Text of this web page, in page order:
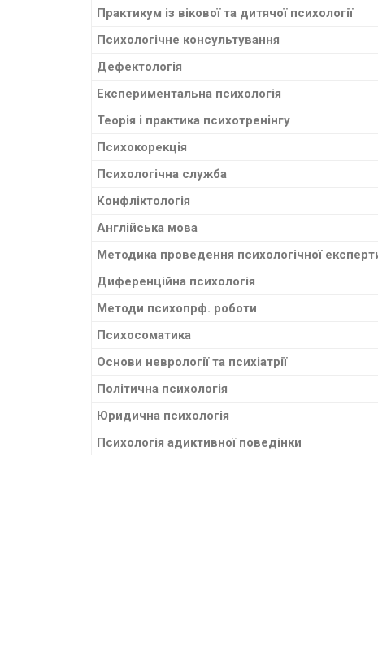
Практикум із вікової та дитячої психології
Психологічне консультування
Дефектологія
Експериментальна психологія
Теорія і практика психотренінгу
Психокорекція
Психологічна служба
Конфліктологія
Англійська мова
Методика проведення психологічної
Диференційна психологія
Методи психопрф. роботи
Психосоматика
Основи неврології та психіатрії
Політична психологія
Юридична психологія
Психологія адиктивної поведінки